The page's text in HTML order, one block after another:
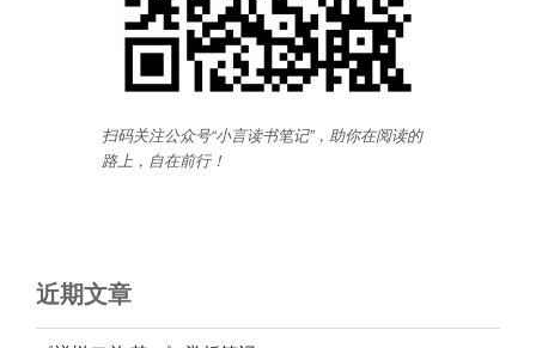
扫码关注公众号“小言读书笔记”，助你在阅读的
路上，自在前行！
近期文章